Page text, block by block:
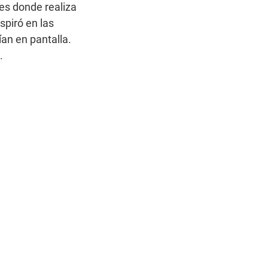
donde realiza
en las
en pantalla.